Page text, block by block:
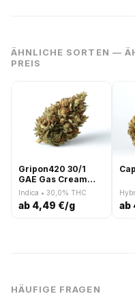
ÄHNLICHE SORTEN —
PREIS
Gripon420 30/1
GAE Gas Cream
Cake
Indica • 30,0% THC
ab 4,49 €/g ab
HÄUFIGE FRAGEN